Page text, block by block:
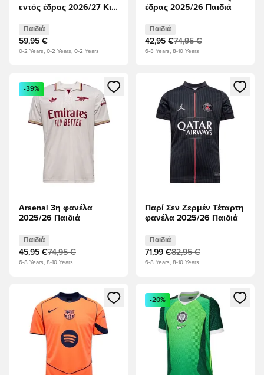
εντός έδρας 2026/27 Κιτ
Παιδιά
59,95 €
0-2 Years, 0-2 Years, 0-2 Years
έδρας 2025/26 Παιδιά
Παιδιά
42,95 €74,95 €
6-8 Years, 8-10 Years
Ανοίγει ένα Modal για να συνδεθείτε ή να εγγραφείτε ως
-39%
Arsenal 3η φανέλα
2025/26 Παιδιά
Παιδιά
45,95 €74,95 €
6-8 Years, 8-10 Years
Ανοίγει ένα Modal για να
Παρί Σεν Ζερμέν Τέταρτη
φανέλα 2025/26 Παιδιά
Παιδιά
71,99 €82,95 €
6-8 Years, 8-10 Years
Ανοίγει ένα Modal για να συνδεθείτε ή να εγγραφείτε ως
Ανοίγει ένα Modal για να
-20%